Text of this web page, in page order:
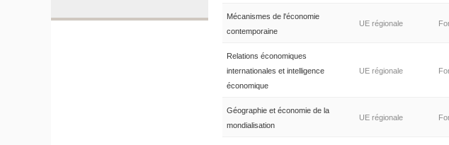
Mécanismes de l'économie
contemporaine
UE régionale
Relations économiques
internationales et intelligence
économique
UE régionale
Géographie et économie de la
mondialisation
UE régionale